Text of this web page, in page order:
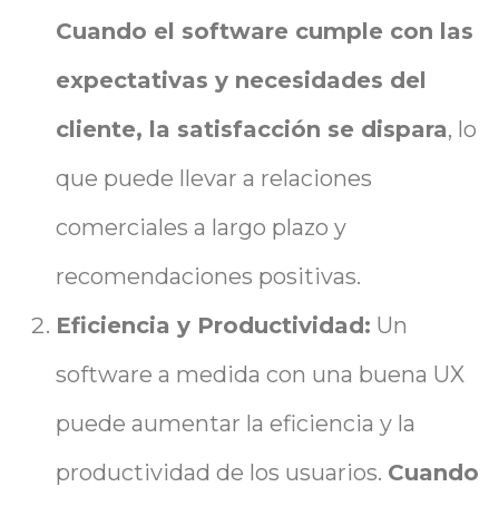
Cuando el software cumple con las
expectativas y necesidades del
cliente, la satisfacción se dispara, lo
que puede llevar a relaciones
comerciales a largo plazo y
recomendaciones positivas.
Eficiencia y Productividad: Un
software a medida con una buena UX
puede aumentar la eficiencia y la
productividad de los usuarios. Cuando